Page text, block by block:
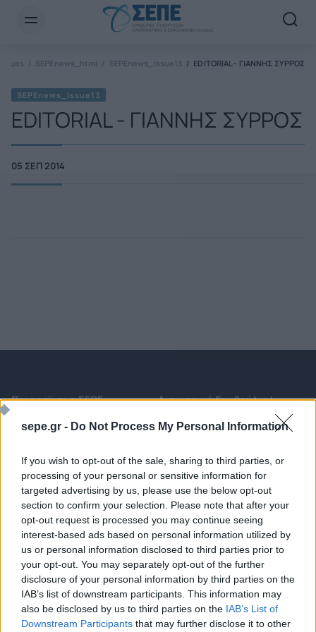
sepe.gr - Do Not Process My Personal Information
If you wish to opt-out of the sale, sharing to third parties, or
processing of your personal or sensitive information for
targeted advertising by us, please use the below opt-out
section to confirm your selection. Please note that after your
opt-out request is processed you may continue seeing
interest-based ads based on personal information utilized by
us or personal information disclosed to third parties prior to
your opt-out. You may separately opt-out of the further
disclosure of your personal information by third parties on the
IAB’s list of downstream participants. This information may
also be disclosed by us to third parties on the IAB’s List of
Downstream Participants that may further disclose it to other
SEPEnews_html SEPEnews_Issue13 EDITORIAL - ΓΙΑΝΝΗΣ ΣΥΡΡΟΣ
SEPEnews_Issue13
EDITORIAL - ΓΙΑΝΝΗΣ ΣΥΡΡΟΣ
05 ΣΕΠ 2014
Ποιος είναι ο ΣΕΠΕ
Καταστατικό
Κανονισμός Διαιτησίας
Ιστορικό
Διοικητικό Συμβούλιο/
Διοικητικό Προσωπικό &
Επιχειρήσεις - Μέλη
Εγγραφή Νέου Μέλους
Προνόμια Μελών
Επιτροπές & Ομάδες
Εργασίας
Εκδηλώσεις
Προκηρύξεις -
Τεχνολογικά Νέα
Έρευνες - Μελέτες
Άρθρα & Συνεντεύξεις
Οικονομία
Newsletter Email*